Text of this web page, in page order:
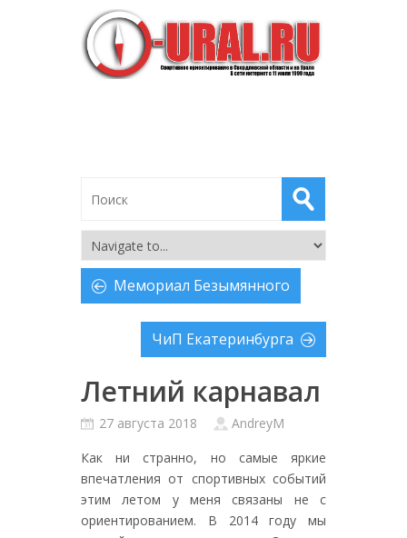
Мемориал Безымянного
ЧиП Екатеринбурга
Летний карнавал
27 августа 2018
AndreyM
Как ни странно, но самые яркие
впечатления от спортивных событий
этим летом у меня связаны не с
ориентированием. В 2014 году мы